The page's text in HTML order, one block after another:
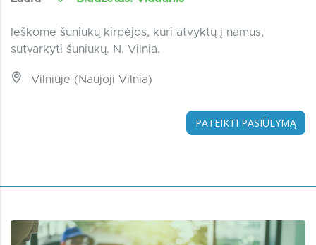
Ieškome šuniukų kirpėjos, kuri atvyktų į namus,
sutvarkyti šuniukų. N. Vilnia.
Vilniuje (Naujoji Vilnia)
PATEIKTI PASIŪLYMĄ